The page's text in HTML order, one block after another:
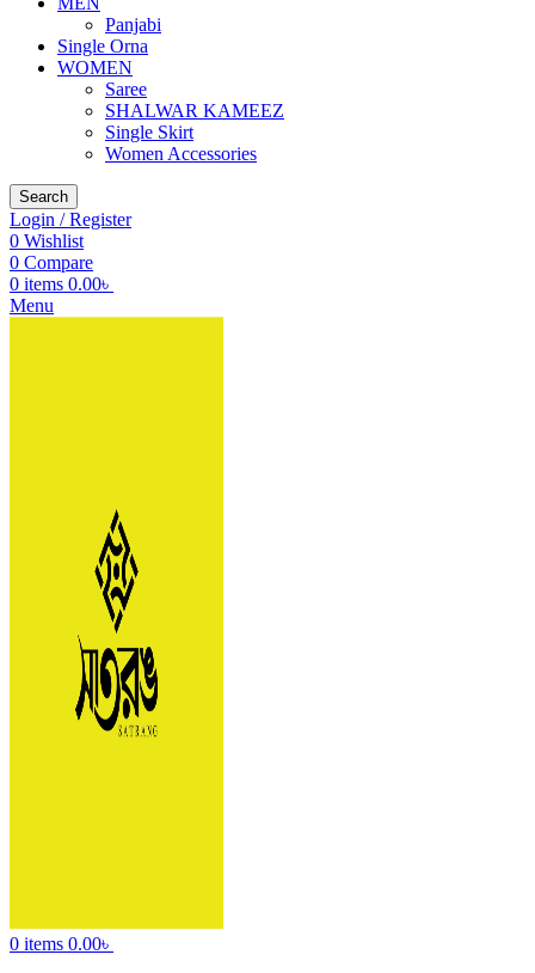
Panjabi
Single Orna
WOMEN
Saree
SHALWAR KAMEEZ
Single Skirt
Women Accessories
Search
Login / Register
0 Wishlist
0 Compare
0 items 0.00৳
Menu
0 items 0.00৳